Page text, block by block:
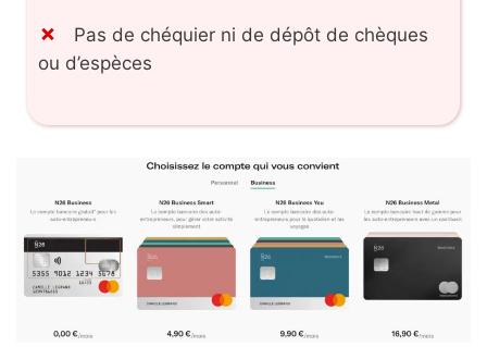
Pas de chéquier ni de dépôt de chèques
ou d’espèces